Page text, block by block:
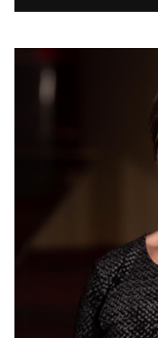
gia các cuộc thi